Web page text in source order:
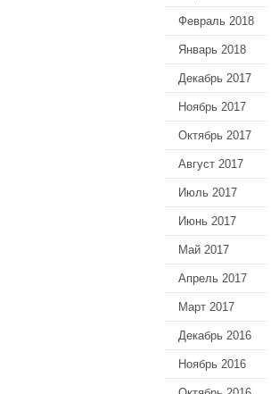
Февраль 2018
Январь 2018
Декабрь 2017
Ноябрь 2017
Октябрь 2017
Август 2017
Июль 2017
Июнь 2017
Май 2017
Апрель 2017
Март 2017
Декабрь 2016
Ноябрь 2016